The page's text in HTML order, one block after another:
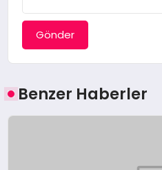
Gönder
Benzer Haberler